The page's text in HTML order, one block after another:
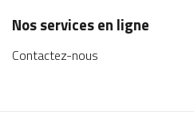
Nos services en ligne
Contactez-nous